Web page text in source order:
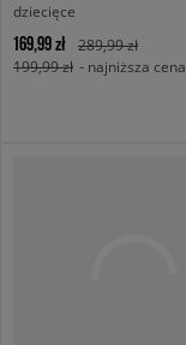
dziecięce
169,99 zł
289,99 zł
199,99 zł - najniższa cena